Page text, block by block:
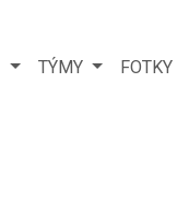
TÝMY FOTKY